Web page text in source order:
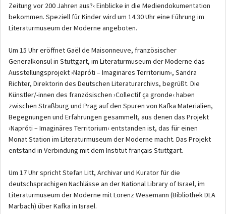
Zeitung vor 200 Jahren aus?‹ Einblicke in die Mediendokumentation
bekommen. Speziell für Kinder wird um 14.30 Uhr eine Führung im
Literaturmuseum der Moderne angeboten.
Um 15 Uhr eröffnet Gaël de Maisonneuve, französischer
Generalkonsul in Stuttgart, im Literaturmuseum der Moderne das
Ausstellungsprojekt ›Napróti – Imaginäres Territorium‹, Sandra
Richter, Direktorin des Deutschen Literaturarchivs, begrüßt. Die
Künstler/-innen des französischen ›Collectif ça gronde‹ haben
zwischen Straßburg und Prag auf den Spuren von Kafka Materialien,
Begegnungen und Erfahrungen gesammelt, aus denen das Projekt
›Napróti – Imaginäres Territorium‹ entstanden ist, das für einen
Monat Station im Literaturmuseum der Moderne macht. Das Projekt
entstand in Verbindung mit dem Institut français Stuttgart.
Um 17 Uhr spricht Stefan Litt, Archivar und Kurator für die
deutschsprachigen Nachlässe an der National Library of Israel, im
Literaturmuseum der Moderne mit Lorenz Wesemann (Bibliothek DLA
Marbach) über Kafka in Israel.